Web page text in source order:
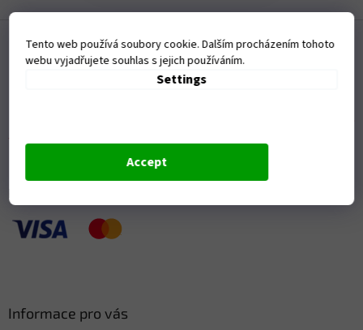
Tento web používá soubory cookie. Dalším procházením tohoto
webu vyjadřujete souhlas s jejich používáním.
Settings
Accept
Informace pro vás